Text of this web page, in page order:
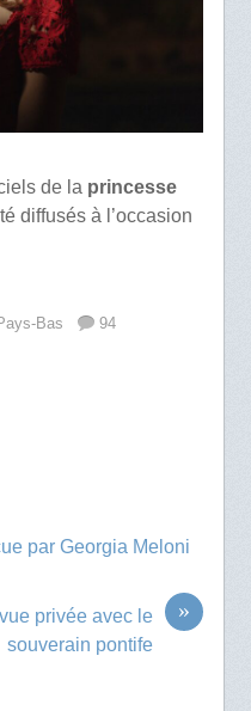
de la princesse
diffusés à l’occasion
Bas
94
par Georgia Meloni
»
privée avec le
souverain pontife